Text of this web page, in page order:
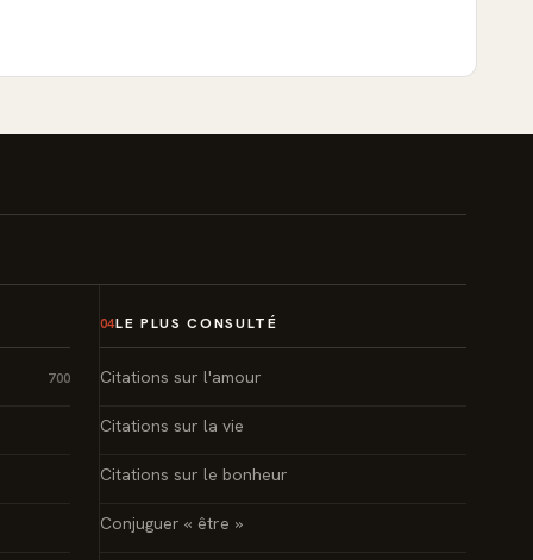
700
04LE PLUS CONSULTÉ
Citations sur l'amour
Citations sur la vie
Citations sur le bonheur
Conjuguer « être »